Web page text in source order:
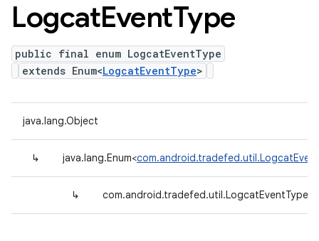
LogcatEventType
public final enum LogcatEventType
extends Enum<LogcatEventType>
java.lang.Object
↳ java.lang.Enum<
↳ com.android.tradefed.util.LogcatEventType